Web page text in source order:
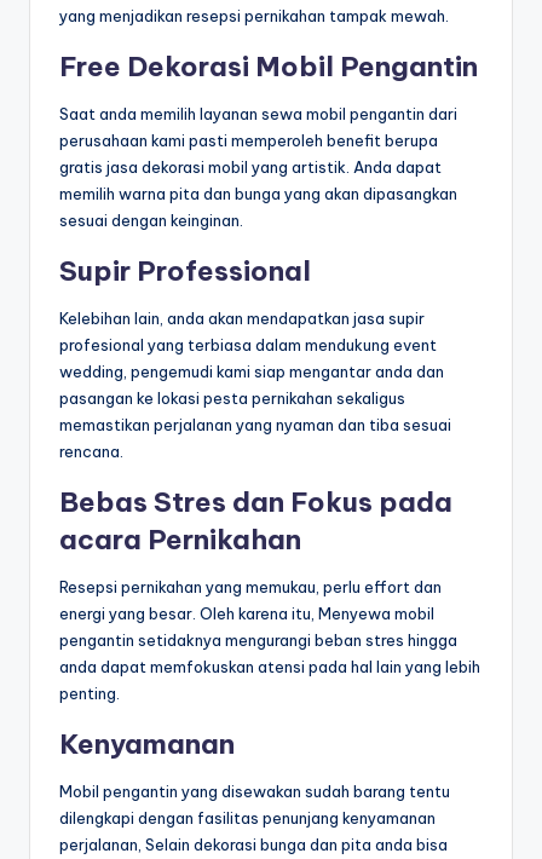
yang menjadikan resepsi pernikahan tampak mewah.
Free Dekorasi Mobil Pengantin
Saat anda memilih layanan sewa mobil pengantin dari
perusahaan kami pasti memperoleh benefit berupa
gratis jasa dekorasi mobil yang artistik. Anda dapat
memilih warna pita dan bunga yang akan dipasangkan
sesuai dengan keinginan.
Supir Professional
Kelebihan lain, anda akan mendapatkan jasa supir
profesional yang terbiasa dalam mendukung event
wedding, pengemudi kami siap mengantar anda dan
pasangan ke lokasi pesta pernikahan sekaligus
memastikan perjalanan yang nyaman dan tiba sesuai
rencana.
Bebas Stres dan Fokus pada
acara Pernikahan
Resepsi pernikahan yang memukau, perlu effort dan
energi yang besar. Oleh karena itu, Menyewa mobil
pengantin setidaknya mengurangi beban stres hingga
anda dapat memfokuskan atensi pada hal lain yang lebih
penting.
Kenyamanan
Mobil pengantin yang disewakan sudah barang tentu
dilengkapi dengan fasilitas penunjang kenyamanan
perjalanan, Selain dekorasi bunga dan pita anda bisa